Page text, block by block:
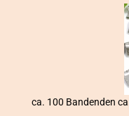
ca. 100 Ban­den­den